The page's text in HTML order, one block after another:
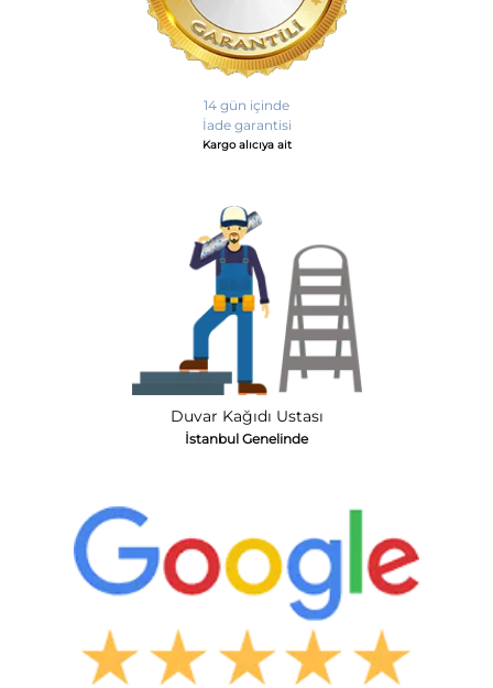
14 gün içinde
İade garantisi
Kargo alıcıya ait
Duvar Kağıdı Ustası
İstanbul Genelinde